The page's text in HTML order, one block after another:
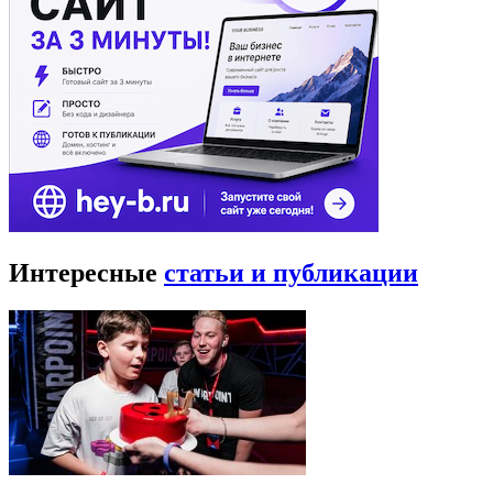
Интересные статьи и публикации